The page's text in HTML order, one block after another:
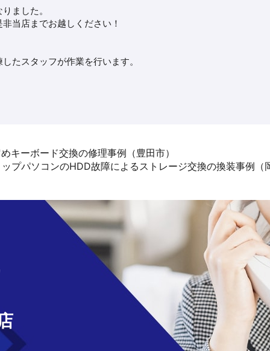
ました。
当店までお越しください！
たスタッフが作業を行います。
ーボード交換の修理事例（豊田市）
プパソコンのHDD故障によるストレージ交換の換装事例（